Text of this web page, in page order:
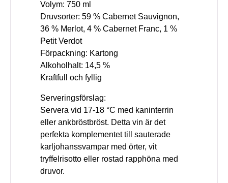
Volym: 750 ml
Druvsorter: 59 % Cabernet Sauvignon,
36 % Merlot, 4 % Cabernet Franc, 1 %
Petit Verdot
Förpackning: Kartong
Alkoholhalt: 14,5 %
Kraftfull och fyllig
Serveringsförslag:
Servera vid 17-18 °C med kaninterrin
eller ankbröstbröst. Detta vin är det
perfekta komplementet till sauterade
karljohanssvampar med örter, vit
tryffelrisotto eller rostad rapphöna med
druvor.